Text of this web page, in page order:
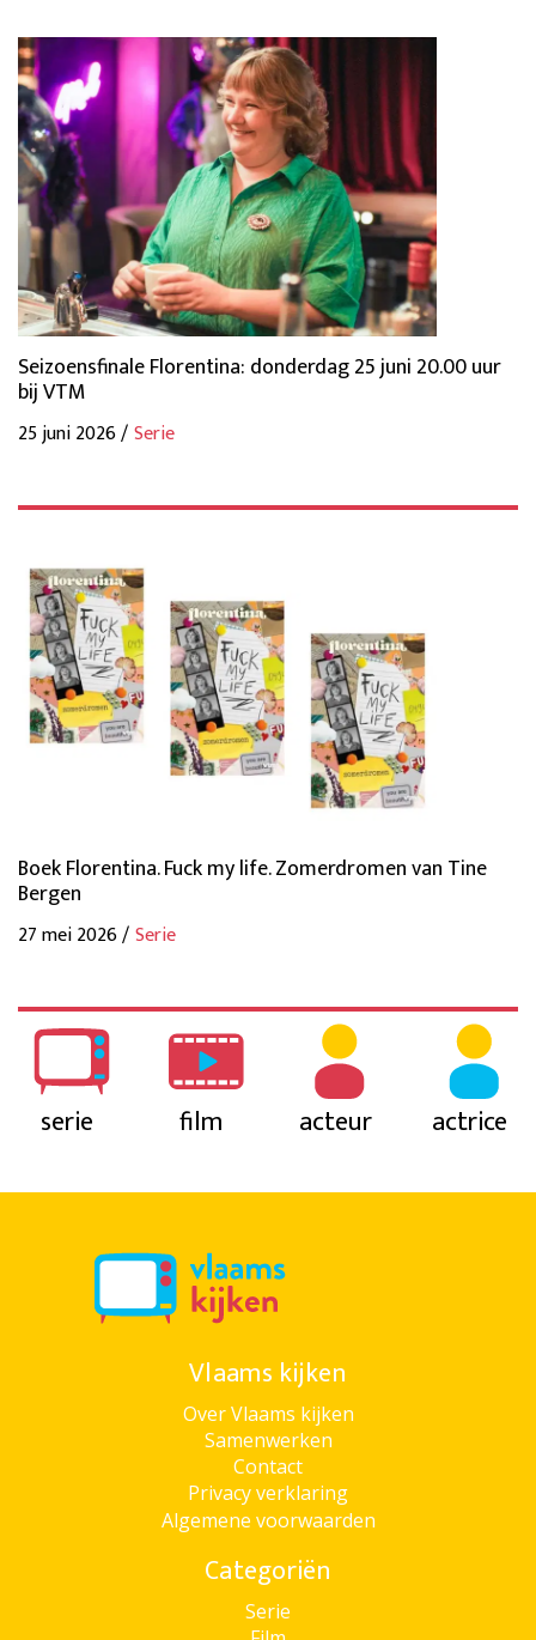
Seizoensfinale Florentina: donderdag 25 juni 20.00 uur
bij VTM
25 juni 2026 /Serie
Boek Florentina. Fuck my life. Zomerdromen van Tine
Bergen
27 mei 2026 /Serie
serie film acteur actrice
Vlaams kijken
Over Vlaams kijken
Samenwerken
Contact
Privacy verklaring
Algemene voorwaarden
Categoriën
Serie